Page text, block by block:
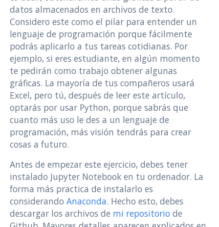
datos almacenados en archivos de texto.
Considero este como el pilar para entender un
lenguaje de programación porque fácilmente
podrás aplicarlo a tus tareas cotidianas. Por
ejemplo, si eres estudiante, en algún momento
te pedirán como trabajo obtener algunas
gráficas. La mayoría de tus compañeros usará
Excel, pero tú, después de leer este artículo,
optarás por usar Python, porque sabrás que
cuanto más uso le des a un lenguaje de
programación, más visión tendrás para crear
cosas a futuro.
Antes de empezar este ejercicio, debes tener
instalado Jupyter Notebook en tu ordenador. La
forma más practica de instalarlo es
considerando Anaconda. Hecho esto, debes
descargar los archivos de mi repositorio de